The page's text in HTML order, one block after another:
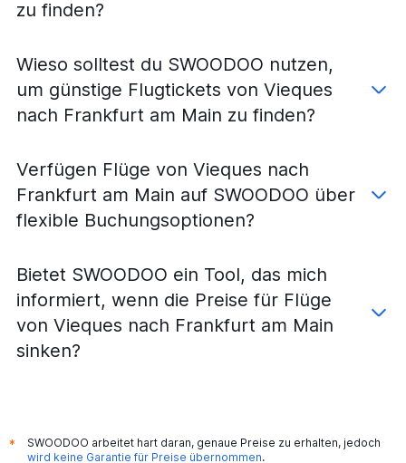
zu finden?
Wieso solltest du SWOODOO nutzen,
um günstige Flugtickets von Vieques
nach Frankfurt am Main zu finden?
Verfügen Flüge von Vieques nach
Frankfurt am Main auf SWOODOO über
flexible Buchungsoptionen?
Bietet SWOODOO ein Tool, das mich
informiert, wenn die Preise für Flüge
von Vieques nach Frankfurt am Main
sinken?
*
SWOODOO arbeitet hart daran, genaue Preise zu erhalten, jedoch
wird keine Garantie für Preise übernommen.